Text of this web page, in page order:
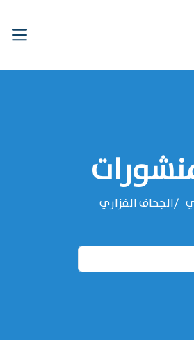
‌‌الجحاف الفزاري